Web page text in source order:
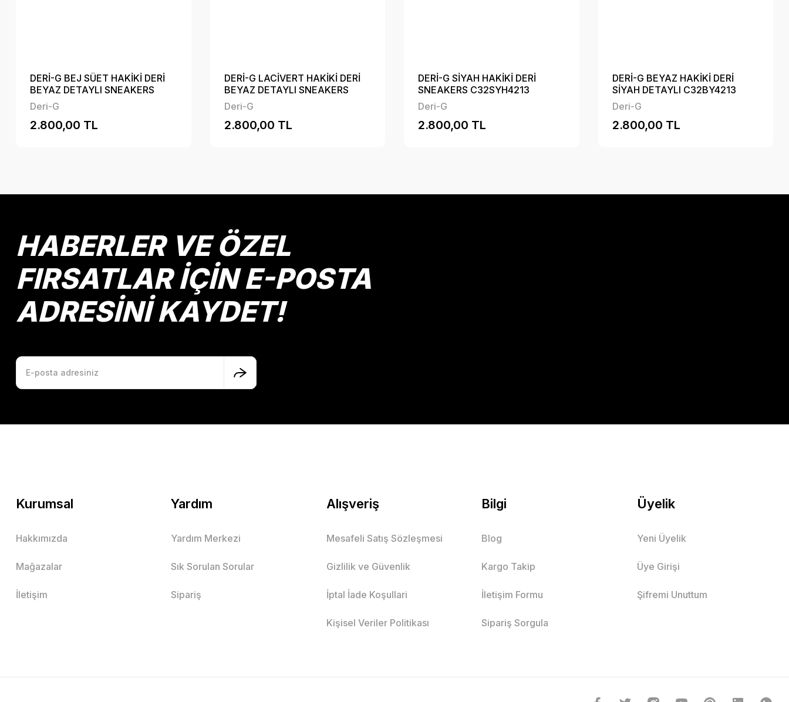
DERİ-G BEJ SÜET HAKİKİ DERİ
BEYAZ DETAYLI SNEAKERS
C32BJB4213
Deri-G
2.800,00 TL
DERİ-G LACİVERT HAKİKİ DERİ
BEYAZ DETAYLI SNEAKERS
C32LCB4213
Deri-G
2.800,00 TL
DERİ-G SİYAH HAKİKİ DERİ
SNEAKERS C32SYH4213
Deri-G
2.800,00 TL
DERİ-G BEYAZ HAKİKİ DERİ
SİYAH DETAYLI C32BY4213
Deri-G
2.800,00 TL
HABERLER VE ÖZEL
FIRSATLAR İÇİN E-POSTA
ADRESİNİ KAYDET!
Kurumsal
Hakkımızda
Mağazalar
İletişim
Yardım
Yardım Merkezi
Sık Sorulan Sorular
Sipariş
Alışveriş
Mesafeli Satış Sözleşmesi
Gizlilik ve Güvenlik
İptal İade Koşullari
Kişisel Veriler Politikası
Bilgi
Blog
Kargo Takip
İletişim Formu
Sipariş Sorgula
Üyelik
Yeni Üyelik
Üye Girişi
Şifremi Unuttum